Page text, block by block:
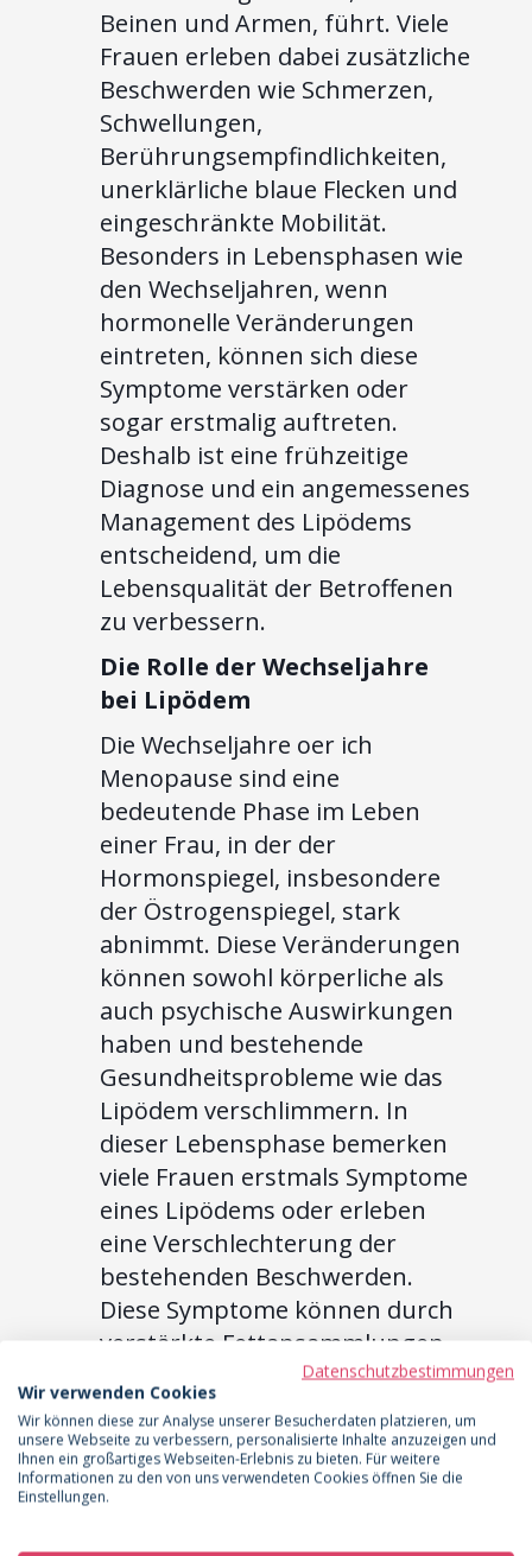
Beinen und Armen, führt. Viele
Frauen erleben dabei zusätzliche
Beschwerden wie Schmerzen,
Schwellungen,
Berührungsempfindlichkeiten,
unerklärliche blaue Flecken und
eingeschränkte Mobilität.
Besonders in Lebensphasen wie
den Wechseljahren, wenn
hormonelle Veränderungen
eintreten, können sich diese
Symptome verstärken oder
sogar erstmalig auftreten.
Deshalb ist eine frühzeitige
Diagnose und ein angemessenes
Management des Lipödems
entscheidend, um die
Lebensqualität der Betroffenen
zu verbessern.
Die Rolle der Wechseljahre
bei Lipödem
Die Wechseljahre oer ich
Menopause sind eine
bedeutende Phase im Leben
einer Frau, in der der
Hormonspiegel, insbesondere
der Östrogenspiegel, stark
abnimmt. Diese Veränderungen
können sowohl körperliche als
auch psychische Auswirkungen
haben und bestehende
Gesundheitsprobleme wie das
Lipödem verschlimmern. In
dieser Lebensphase bemerken
viele Frauen erstmals Symptome
eines Lipödems oder erleben
eine Verschlechterung der
bestehenden Beschwerden.
Diese Symptome können durch
verstärkte Fettansammlungen
im unteren Körperbereich
sichtbar werden, welche sich
nicht durch Diäten oder Sport
reduzieren lassen und in kurzer
Zeit extrem viel mehr werden.
Datenschutzbestimmungen
Wir verwenden Cookies
Wir können diese zur Analyse unserer Besucherdaten platzieren, um
unsere Webseite zu verbessern, personalisierte Inhalte anzuzeigen und
Ihnen ein großartiges Webseiten-Erlebnis zu bieten. Für weitere
Informationen zu den von uns verwendeten Cookies öffnen Sie die
Einstellungen.